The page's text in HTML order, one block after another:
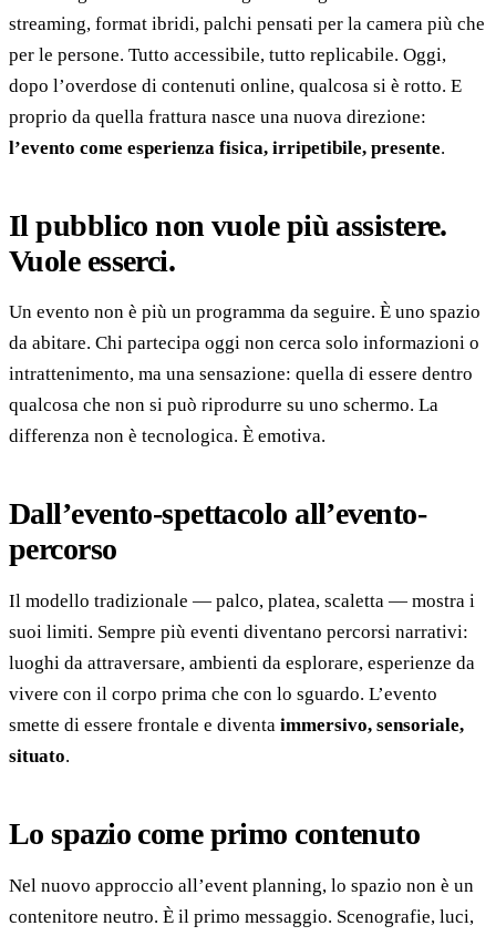
streaming, format ibridi, palchi pensati per la camera più che
per le persone. Tutto accessibile, tutto replicabile. Oggi,
dopo l’overdose di contenuti online, qualcosa si è rotto. E
proprio da quella frattura nasce una nuova direzione:
l’evento come esperienza fisica, irripetibile, presente.
Il pubblico non vuole più assistere.
Vuole esserci.
Un evento non è più un programma da seguire. È uno spazio
da abitare. Chi partecipa oggi non cerca solo informazioni o
intrattenimento, ma una sensazione: quella di essere dentro
qualcosa che non si può riprodurre su uno schermo. La
differenza non è tecnologica. È emotiva.
Dall’evento-spettacolo all’evento-
percorso
Il modello tradizionale — palco, platea, scaletta — mostra i
suoi limiti. Sempre più eventi diventano percorsi narrativi:
luoghi da attraversare, ambienti da esplorare, esperienze da
vivere con il corpo prima che con lo sguardo. L’evento
smette di essere frontale e diventa immersivo, sensoriale,
situato.
Lo spazio come primo contenuto
Nel nuovo approccio all’event planning, lo spazio non è un
contenitore neutro. È il primo messaggio. Scenografie, luci,